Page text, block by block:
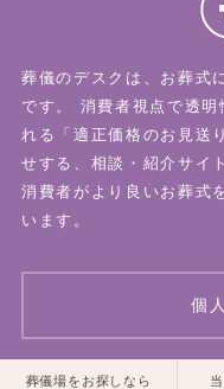
一覧はこちら
一覧はこちら
葬儀場をお探しなら
葬儀のデスクは、お葬式
です。
消費者視点で透
れる「適正価格のお見送
せする、相談・紹介サイ
消費者がより良いお葬式
います。
個
© 2026 葬儀の